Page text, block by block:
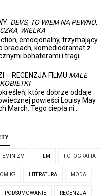
DEVS, TO WIEM NA PEWNO,
, WIELKA
emocjonalny, trzymający
braciach, komediodramat z
bohaterami i tragi...
– RECENZJA FILMU MAŁE
KOBIETKI
które dobrze oddaje
powieści Louisy May
March. Tego ciepła ni...
FEMINIZM FILM FOTOGRAFIA
LITERATURA MODA
PODSUMOWANIE RECENZJA